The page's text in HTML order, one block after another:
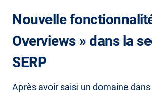
Nouvelle
Overviews » dans la
SERP
Après avoir saisi un domaine